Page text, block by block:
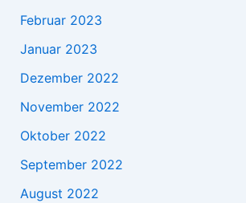
Februar 2023
Januar 2023
Dezember 2022
November 2022
Oktober 2022
September 2022
August 2022